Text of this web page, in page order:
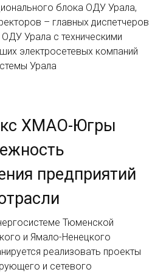
блока ОДУ Урала,
– главных диспетчеров
Урала с техническими
электросетевых компаний
Урала
ХМАО-Югры
предприятий
Тюменской
и Ямало-Ненецкого
реализовать проекты
и сетевого